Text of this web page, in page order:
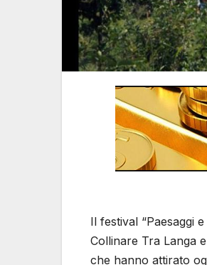
Il festival “Paesaggi
Collinare Tra Langa
che hanno attirato